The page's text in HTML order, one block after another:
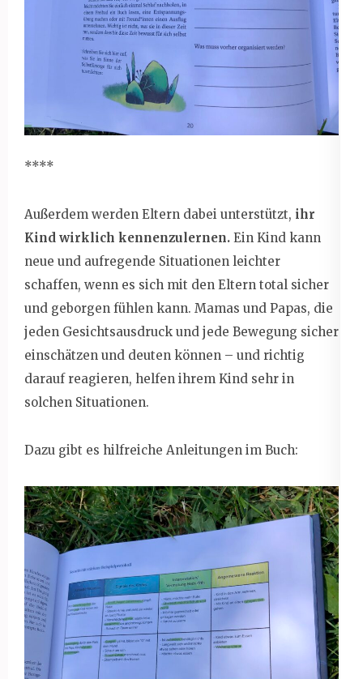
****
Außerdem werden Eltern dabei unterstützt, ihr
Kind wirklich kennenzulernen. Ein Kind kann
neue und aufregende Situationen leichter
schaffen, wenn es sich mit den Eltern total sicher
und geborgen fühlen kann. Mamas und Papas, die
jeden Gesichtsausdruck und jede Bewegung sicher
einschätzen und deuten können – und richtig
darauf reagieren, helfen ihrem Kind sehr in
solchen Situationen.
Dazu gibt es hilfreiche Anleitungen im Buch: